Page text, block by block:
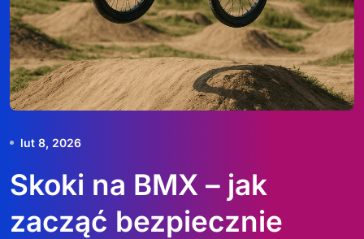
lut 8, 2026
Skoki na BMX – jak
zacząć bezpiecznie